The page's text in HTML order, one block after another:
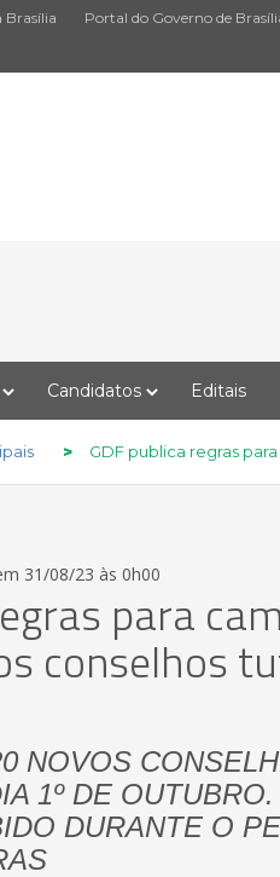
Brasília Portal do Governo de
Candidatos Editais
> GDF publica regras
31/08/23 às 0h00
para
conselhos
NOVOS
1º DE
DURANTE O